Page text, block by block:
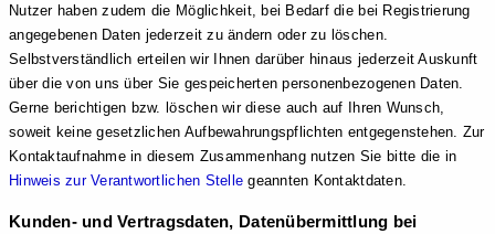
Nutzer haben zudem die Möglichkeit, bei Bedarf die bei Registrierung
angegebenen Daten jederzeit zu ändern oder zu löschen.
Selbstverständlich erteilen wir Ihnen darüber hinaus jederzeit Auskunft
über die von uns über Sie gespeicherten personenbezogenen Daten.
Gerne berichtigen bzw. löschen wir diese auch auf Ihren Wunsch,
soweit keine gesetzlichen Aufbewahrungspflichten entgegenstehen. Zur
Kontaktaufnahme in diesem Zusammenhang nutzen Sie bitte die in
Hinweis zur Verantwortlichen Stelle geannten Kontaktdaten.
Kunden- und Vertragsdaten, Datenübermittlung bei